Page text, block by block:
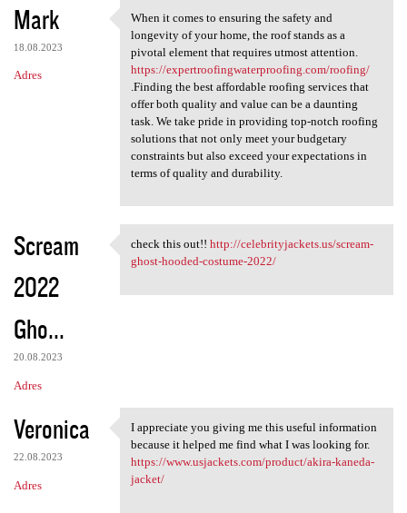
Mark
18.08.2023
Adres
When it comes to ensuring the
When it comes to ensuring the safety and
longevity of your home, the roof stands as a
pivotal element that requires utmost attention.
https://expertroofingwaterproofing.com/roofing/
.Finding the best affordable roofing services that
offer both quality and value can be a daunting
task. We take pride in providing top-notch roofing
solutions that not only meet your budgetary
constraints but also exceed your expectations in
terms of quality and durability.
Scream
2022
Gho...
20.08.2023
Adres
check this out!! http:/
check this out!! http://celebrityjackets.us/scream-
ghost-hooded-costume-2022/
Veronica
22.08.2023
Adres
I appreciate you giving me
I appreciate you giving me this useful information
because it helped me find what I was looking for.
https://www.usjackets.com/product/akira-kaneda-
jacket/